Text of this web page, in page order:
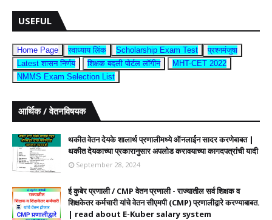
USEFUL
Home Page स्वाध्याय लिंक Scholarship Exam Test
प्रश्नमंजुषा
Latest शासन निर्णय
शिक्षक बदली पोर्टल लॉगीन
MHT-CET 2022
NMMS Exam Selection List
आर्थिक / वेतनविषयक
थकीत वेतन देयके शालार्थ प्रणालीमध्ये ऑनलाईन सादर करणेबाबत |
थकीत देयकाच्या प्रकारानुसार अपलोड करावयाच्या कागदपत्रांची यादी
September 28, 2024
ई कुबेर प्रणाली / CMP वेतन प्रणाली - राज्यातील सर्व शिक्षक व
शिक्षकेतर कर्मचारी यांचे वेतन सीएमपी (CMP) प्रणालीद्वारे करण्याबाबत.
| read about E-Kuber salary system